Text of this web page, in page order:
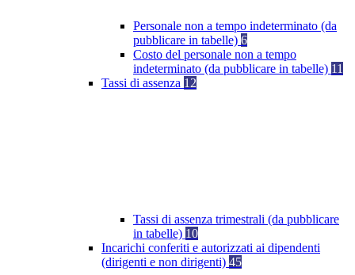
Personale non a tempo indeterminato (da
pubblicare in tabelle) 6
Costo del personale non a tempo
indeterminato (da pubblicare in tabelle) 11
Tassi di assenza 12
Tassi di assenza trimestrali (da pubblicare
in tabelle) 10
Incarichi conferiti e autorizzati ai dipendenti
(dirigenti e non dirigenti) 45